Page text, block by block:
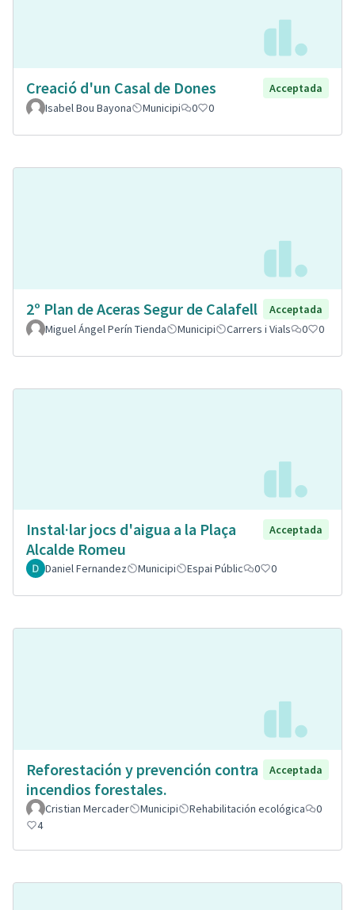
Creació d'un Casal de Dones
Acceptada
Isabel Bou Bayona
Municipi 0 0
2º Plan de Aceras Segur de Calafell
Acceptada
Miguel Ángel Perín Tienda
Municipi Carrers i Vials 0 0
Instal·lar jocs d'aigua a la Plaça
Alcalde Romeu
Acceptada
Daniel Fernandez Municipi Espai Públic 0 0
Reforestación y prevención contra
incendios forestales.
Acceptada
Cristian Mercader Municipi Rehabilitación ecológica
0
4